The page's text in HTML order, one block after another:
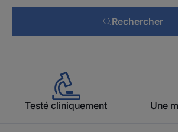
Rechercher
Testé cliniquement Une